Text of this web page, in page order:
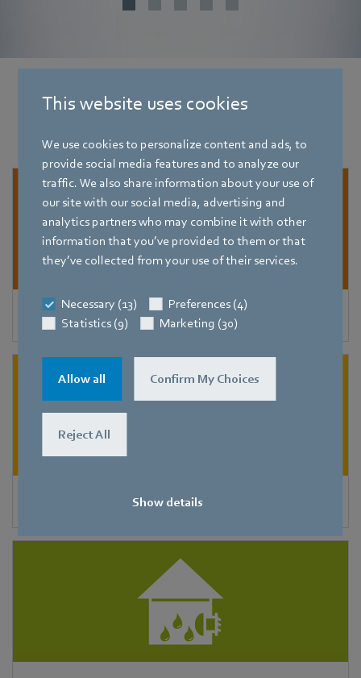
This website uses cookies
We use cookies to personalize content and ads, to
provide social media features and to analyze our
traffic. We also share information about your use of
our site with our social media, advertising and
analytics partners who may combine it with other
information that you’ve provided to them or that
they’ve collected from your use of their services.
Necessary (13)
Preferences (4)
Statistics (9)
Marketing (30)
Allow all Confirm My Choices
Reject All
Show details
Andere toepassingen
Centrale ventilatie-units